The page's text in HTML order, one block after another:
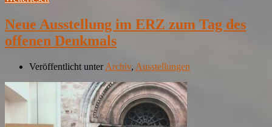
Neue Ausstellung im ERZ zum Tag des
offenen Denkmals
Veröffentlicht unterArchiv, Ausstellungen